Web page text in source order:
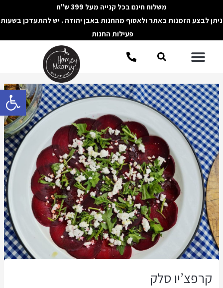
פתח
לתוכן
משלוח חינם בכל קנייה מעל 399 ש"ח
ניתן לבצע הזמנות באתר ולאסוף מהחנות באבן יהודה . יש להתעדכן בשעות
פעילות החנות
תפריטחיפוש
קרפצ’יו סלק
navigation